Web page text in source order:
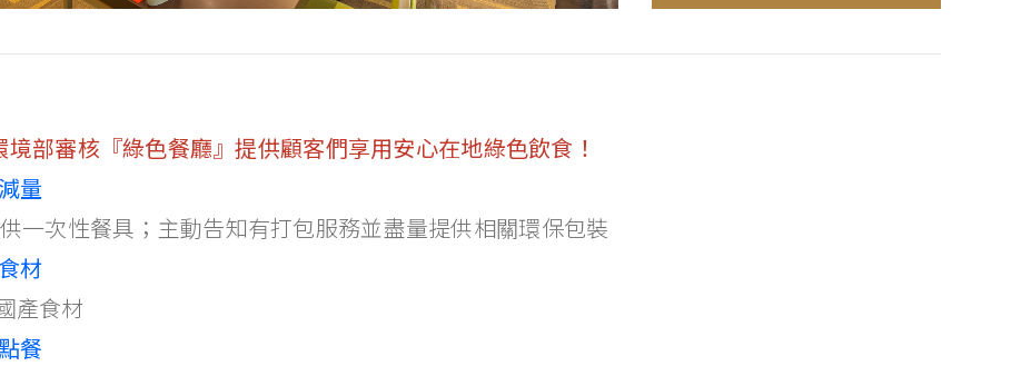
境部審核『綠色餐廳』提供顧客們享用安心在地綠色飲食！
量
次性餐具；主動告知有打包服務並盡量提供相關環保包裝
材
產食材
餐